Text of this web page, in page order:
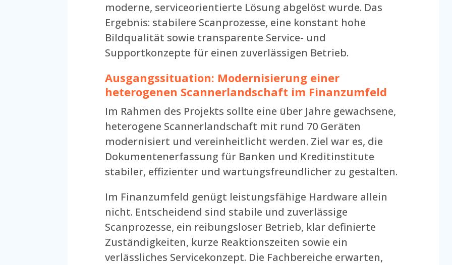
moderne, serviceorientierte Lösung abgelöst wurde. Das
Ergebnis: stabilere Scanprozesse, eine konstant hohe
Bildqualität sowie transparente Service- und
Supportkonzepte für einen zuverlässigen Betrieb.
Ausgangssituation: Modernisierung einer
heterogenen Scannerlandschaft im Finanzumfeld
Im Rahmen des Projekts sollte eine über Jahre gewachsene,
heterogene Scannerlandschaft mit rund 70 Geräten
modernisiert und vereinheitlicht werden. Ziel war es, die
Dokumentenerfassung für Banken und Kreditinstitute
stabiler, effizienter und wartungsfreundlicher zu gestalten.
Im Finanzumfeld genügt leistungsfähige Hardware allein
nicht. Entscheidend sind stabile und zuverlässige
Scanprozesse, ein reibungsloser Betrieb, klar definierte
Zuständigkeiten, kurze Reaktionszeiten sowie ein
verlässliches Servicekonzept. Die Fachbereiche erwarten,